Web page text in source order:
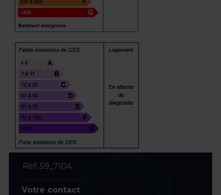
Réf: 59_7104
Votre contact